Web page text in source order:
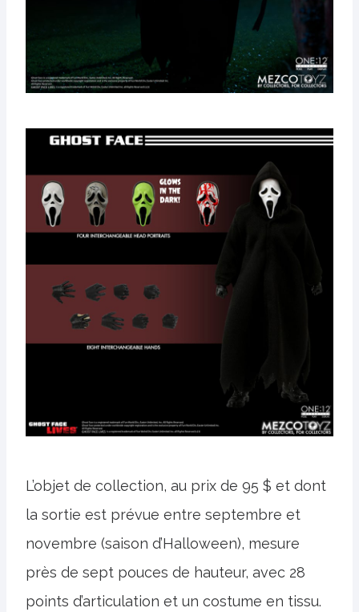
L’objet de collection, au prix de 95 $ et dont
la sortie est prévue entre septembre et
novembre (saison d’Halloween), mesure
près de sept pouces de hauteur, avec 28
points d’articulation et un costume en tissu.